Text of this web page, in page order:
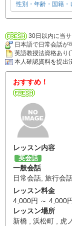
性別・年齢・国籍
30日以内に当
日本語で日常会話が
英語教授法資格あり
本人確認資料を提出
おすすめ！
レッスン内容
英会話
一般会話
日常会話, 旅行会
レッスン料金
4,000円 ～ 4,000
レッスン場所
新橋 , 浜松町 , 虎